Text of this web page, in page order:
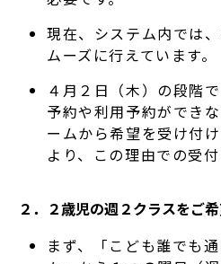
現在、システム内では
ムーズに行えています。
４月２日（木）の段階
予約や利用予約ができ
ームから希望を受け付
より、この理由での受付
２．２歳児の週２クラスをご
まず、「こども誰でも